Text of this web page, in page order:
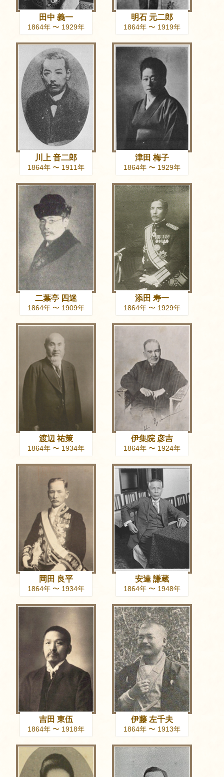
田中 義一
1864年 〜 1929年
明石 元二郎
1864年 〜 1919年
川上 音二郎
1864年 〜 1911年
津田 梅子
1864年 〜 1929年
二葉亭 四迷
1864年 〜 1909年
添田 寿一
1864年 〜 1929年
渡辺 祐策
1864年 〜 1934年
伊集院 彦吉
1864年 〜 1924年
岡田 良平
1864年 〜 1934年
安達 謙蔵
1864年 〜 1948年
吉田 東伍
1864年 〜 1918年
伊藤 左千夫
1864年 〜 1913年